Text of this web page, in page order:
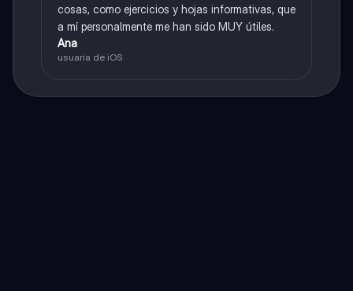
cosas, como ejercicios y hojas informativas, que
a mí personalmente me han sido MUY útiles.
Ana
usuaria de iOS